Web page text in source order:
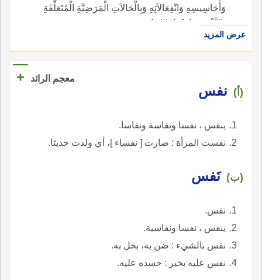
وَأَحَاسِيسِهِ وَانْفِعَالاَتِهِ وَبِالْحَالاَتِ الْمَرَضِيَّةِ الْمُتَعَلِّقَةِ
بِالنَّفْسِ وَاضْطِرَابَاتِهَا.
عرض المزيد
معجم الرائد +
(أ) نفس
ينفس ، نفسا ونفاسة ونفاسا.
نفست المرأة : صارت [ نفساء ]، أي ولدت حديثا.
(ب) نَفس
نفس.
ينفس ، نفسا ونفاسية.
نفس بالشيء : ضن به، بخل به.
نفس عليه بخير : حسده عليه.